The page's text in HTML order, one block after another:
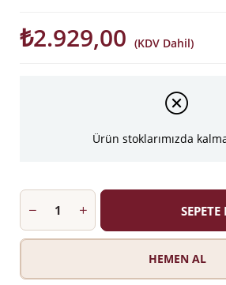
₺2.929,00 (KDV Dahil)
Ürün stoklarımızda